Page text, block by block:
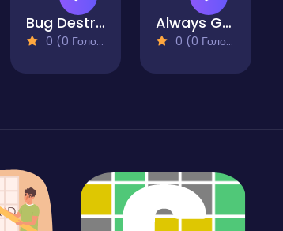
Bug Destroyer
0 (0 Голосів)
Always Go Up
0 (0 Голосів)